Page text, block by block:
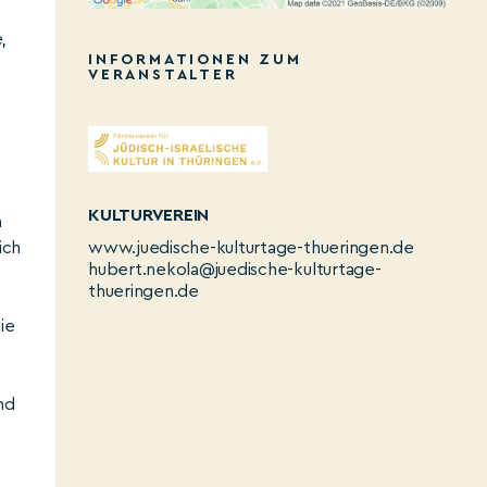
INFORMATIONEN ZUM
VERANSTALTER
KULTURVEREIN
www.juedische-kulturtage-thueringen.de
hubert.nekola@juedische-kulturtage-
thueringen.de